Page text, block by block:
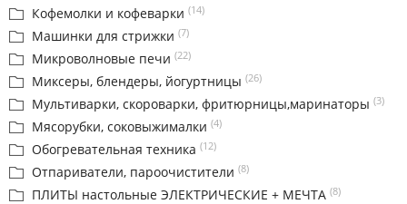
Кофемолки и кофеварки (14)
Машинки для стрижки (7)
Микроволновые печи (22)
Миксеры, блендеры, йогуртницы (26)
Мультиварки, скороварки, фритюрницы,маринаторы (3)
Мясорубки, соковыжималки (4)
Обогревательная техника (12)
Отпариватели, пароочистители (8)
ПЛИТЫ настольные ЭЛЕКТРИЧЕСКИЕ + МЕЧТА (8)